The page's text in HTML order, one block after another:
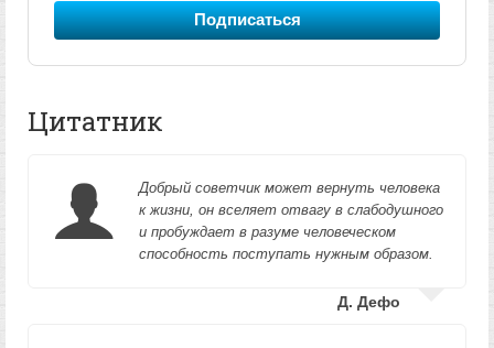
Подписаться
Цитатник
Добрый советчик может вернуть человека
к жизни, он вселяет отвагу в слабодушного
и пробуждает в разуме человеческом
способность поступать нужным образом.
Д. Дефо